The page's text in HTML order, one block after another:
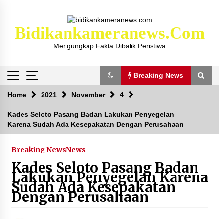
Bidikankameranews.com
Mengungkap Fakta Dibalik Peristiwa
Breaking News
Breaking News
Kejaksaan KSB Mulai Lidik Mafia Tanah Desa
Sekongkang Bawah
2 tahun ago
Laporan Dugaan Pencabulan di Desa Sepayung
Kec. Plampang, Polres Sumbawa Pastikan
Proses Penyelidikan Berjalan Maksimal
4 minggu ago
Home 2021 November 4
Kades Seloto Pasang Badan Lakukan Penyegelan
Karena Sudah Ada Kesepakatan Dengan Perusahaan
Breaking NewsNews
Kades Seloto Pasang Badan
Lakukan Penyegelan Karena
Sudah Ada Kesepakatan
Dengan Perusahaan